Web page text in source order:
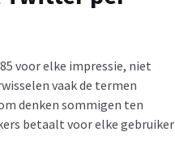
voor elke impressie, niet
vaak de termen
denken sommigen ten
betaalt voor elke gebruiker